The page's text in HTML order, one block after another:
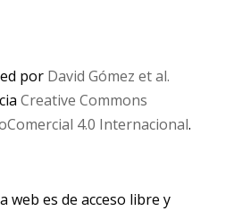
por David Gómez et al.
Creative Commons
4.0 Internacional.
web es de acceso libre y